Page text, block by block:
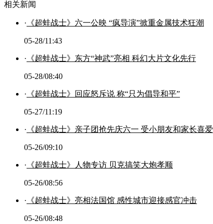
相关新闻
· 《超蛙战士》六一公映 “疯导演”掀重金属技术狂潮
05-28/11:43
· 《超蛙战士》东方“神武”亮相 科幻大片文化先行
05-28/08:40
· 《超蛙战士》回应怒斥说 称“只为倡导和平”
05-27/11:19
· 《超蛙战士》亲子团抢先庆六一 受小朋友和家长喜爱
05-26/09:10
· 《超蛙战士》人物专访 贝克搞笑大炮孝顺
05-26/08:56
· 《超蛙战士》亮相法国馆 感性城市迎接感官冲击
05-26/08:48